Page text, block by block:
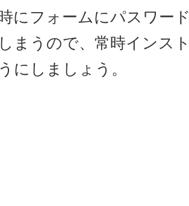
にフォームにパスワー
まうので、常時インス
にしましょう。